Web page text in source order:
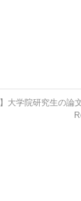
】大学院研究生の